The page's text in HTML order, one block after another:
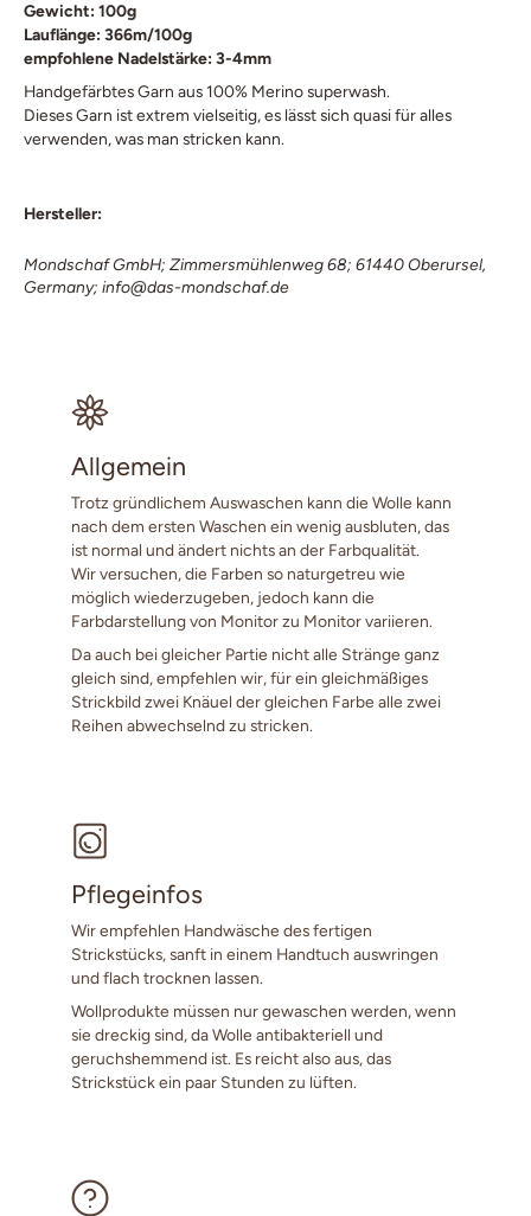
Gewicht: 100g
Lauflänge: 366m/100g
empfohlene Nadelstärke: 3-4mm
Handgefärbtes Garn aus 100% Merino superwash.
Dieses Garn ist extrem vielseitig, es lässt sich quasi für alles
verwenden, was man stricken kann.
Hersteller:
Mondschaf GmbH; Zimmersmühlenweg 68; 61440 Oberursel,
Germany; info@das-mondschaf.de
Allgemein
Trotz gründlichem Auswaschen kann die Wolle kann
nach dem ersten Waschen ein wenig ausbluten, das
ist normal und ändert nichts an der Farbqualität.
Wir versuchen, die Farben so naturgetreu wie
möglich wiederzugeben, jedoch kann die
Farbdarstellung von Monitor zu Monitor variieren.
Da auch bei gleicher Partie nicht alle Stränge ganz
gleich sind, empfehlen wir, für ein gleichmäßiges
Strickbild zwei Knäuel der gleichen Farbe alle zwei
Reihen abwechselnd zu stricken.
Pflegeinfos
Wir empfehlen Handwäsche des fertigen
Strickstücks, sanft in einem Handtuch auswringen
und flach trocknen lassen.
Wollprodukte müssen nur gewaschen werden, wenn
sie dreckig sind, da Wolle antibakteriell und
geruchshemmend ist. Es reicht also aus, das
Strickstück ein paar Stunden zu lüften.